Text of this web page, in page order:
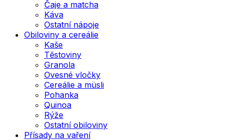
Čaje a matcha
Káva
Ostatní nápoje
Obiloviny a cereálie
Kaše
Těstoviny
Granola
Ovesné vločky
Cereálie a müsli
Pohanka
Quinoa
Rýže
Ostatní obiloviny
Přísady na vaření